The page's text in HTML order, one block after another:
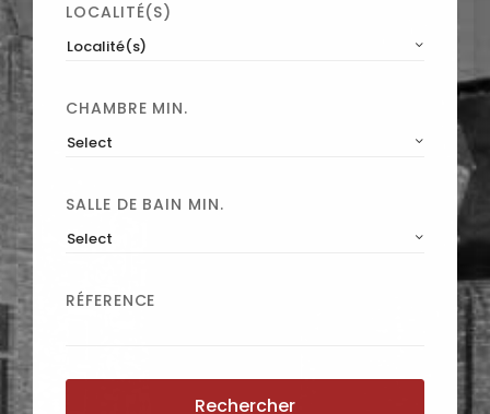
LOCALITÉ(S)
Localité(s)
CHAMBRE MIN.
Select
SALLE DE BAIN MIN.
Select
RÉFERENCE
Rechercher